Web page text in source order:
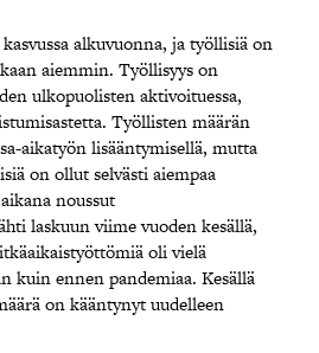
alkuvuonna, ja työllisiä on
aiemmin. Työllisyys on
ulkopuolisten aktivoituessa,
Työllisten määrän
aikatyön lisääntymisellä, mutta
on ollut selvästi aiempaa
noussut
laskuun viime vuoden kesällä,
oli vielä
kuin ennen pandemiaa. Kesällä
on kääntynyt uudelleen